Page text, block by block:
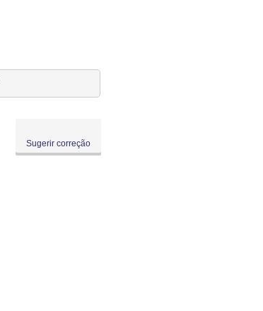
Sugerir correção